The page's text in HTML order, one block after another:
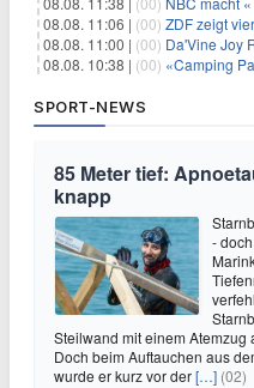
08.08. 11:06 | (00) ZDF zeigt
08.08. 11:00 | (00) Da'Vine Joy
08.08. 10:38 | (00) «Camping
SPORT-NEWS
85 Meter tief:
knapp
-
Steilwand mit einem
Doch beim Auftauchen aus
wurde er kurz vor der[…] (02)